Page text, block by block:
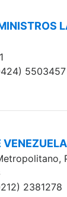
5503457
2381278